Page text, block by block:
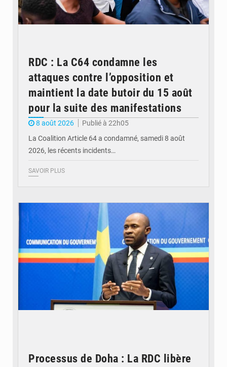
RDC : La C64 condamne les
attaques contre l’opposition et
maintient la date butoir du 15 août
pour la suite des manifestations
8 août 2026
Publié à 22h05
La Coalition Article 64 a condamné, samedi 8 août
2026, les récents incidents…
SAVOIR PLUS
Processus de Doha : La RDC libère